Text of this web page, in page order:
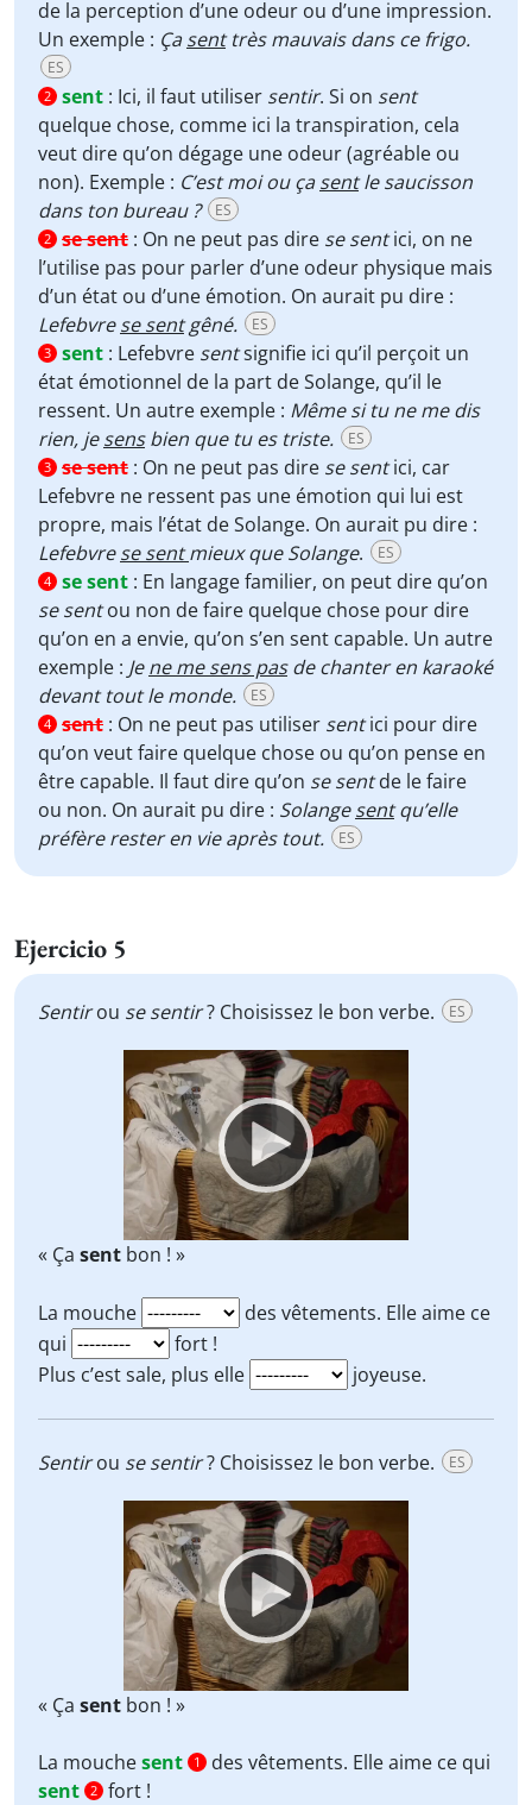
de la perception d’une odeur ou d’une impression.
Un exemple : Çasenttrès mauvais dans ce frigo.
ES
2 sent : Ici, il faut utiliser sentir. Si on sent
quelque chose, comme ici la transpiration, cela
veut dire qu’on dégage une odeur (agréable ou
non). Exemple : C’est moi ou çasentle saucisson
dans ton bureau ?
ES
2 se sent : On ne peut pas dire se sentici, on ne
l’utilise pas pour parler d’une odeur physique mais
d’un état ou d’une émotion. On aurait pu dire :
Lefebvrese sentgêné. ES
3 sent : Lefebvre sentsignifie ici qu’il perçoit un
état émotionnel de la part de Solange, qu’il le
ressent. Un autre exemple : Même si tu ne me dis
rien, jesensbien que tu es triste. ES
3 se sent : On ne peut pas dire se sentici, car
Lefebvre ne ressent pas une émotion qui lui est
propre, mais l’état de Solange. On aurait pu dire :
Lefebvrese sentmieux que Solange. ES
4 se sent : En langage familier, on peut dire qu’on
se sentou non de faire quelque chose pour dire
qu’on en a envie, qu’on s’en sent capable. Un autre
exemple : Jene me sens pasde chanter en karaoké
devant tout le monde.
ES
4 sent : On ne peut pas utiliser sentici pour dire
qu’on veut faire quelque chose ou qu’on pense en
être capable. Il faut dire qu’on se sentde le faire
ou non. On aurait pu dire : Solangesentqu’elle
préfère rester en vie après tout.
ES
Ejercicio 5
Sentirou se sentir? Choisissez le bon verbe. ES
Video
Player
« Ça sent bon ! »
La mouche
des vêtements. Elle aime ce
qui
fort !
Plus c’est sale, plus elle
joyeuse.
Sentirou se sentir? Choisissez le bon verbe. ES
Video
Player
« Ça sent bon ! »
La mouchesent 1
des vêtements. Elle aime ce qui
sent 2 fort !